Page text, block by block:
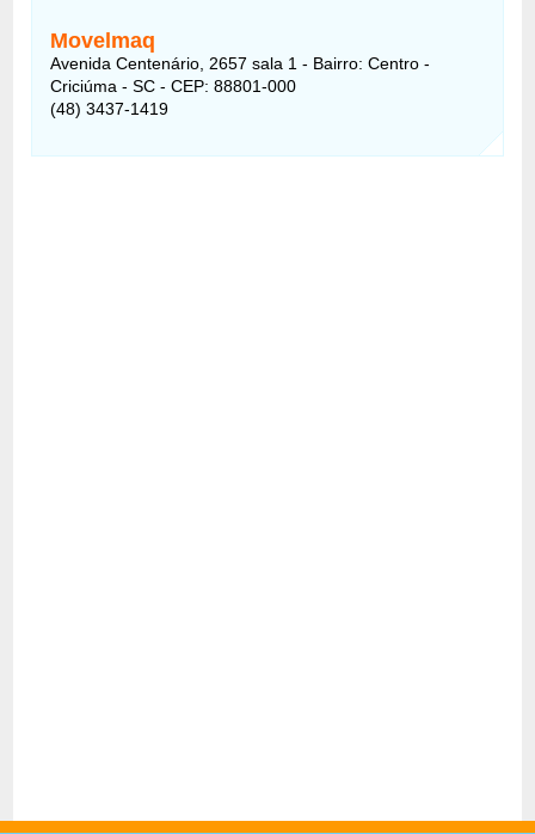
Movelmaq
Avenida Centenário, 2657 sala 1 - Bairro: Centro -
Criciúma - SC - CEP: 88801-000
(48) 3437-1419